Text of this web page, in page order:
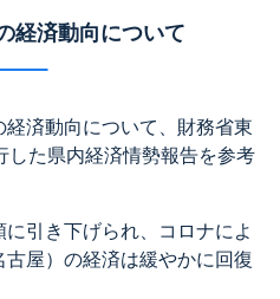
経済動向について
済動向について、財務省東
した県内経済情勢報告を参考
引き下げられ、コロナによ
屋）の経済は緩やかに回復